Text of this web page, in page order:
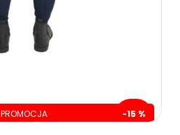
PROMOCJA -15 %